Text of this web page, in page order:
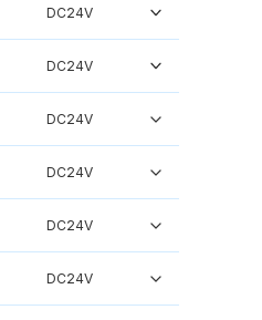
DC24V
DC24V
DC24V
DC24V
DC24V
DC24V